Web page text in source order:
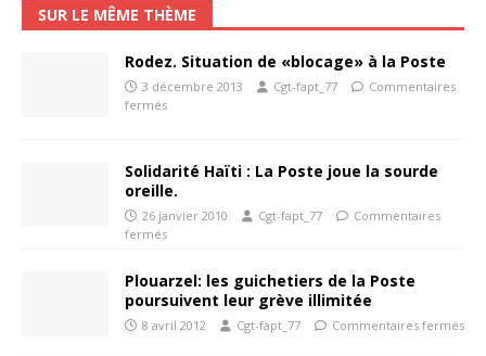
SUR LE MÊME THÈME
Rodez. Situation de «blocage» à la Poste
3 décembre 2013 Cgt-fapt_77
Commentaires
fermés
Solidarité Haïti : La Poste joue la sourde
oreille.
26 janvier 2010 Cgt-fapt_77
Commentaires
fermés
Plouarzel: les guichetiers de la Poste
poursuivent leur grève illimitée
8 avril 2012 Cgt-fapt_77 Commentaires fermés